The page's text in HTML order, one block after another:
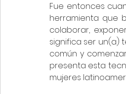
Fue entonces
herramienta que
colaborar,
significa ser un(a)
común y
presenta esta
mujeres